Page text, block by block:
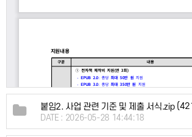
붙임2. 사업 관련 기준 및 제출 서식.zip
DATE : 2026-05-28 14:44:18